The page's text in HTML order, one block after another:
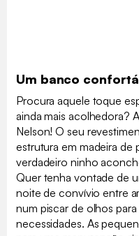
Um banco
Procura aquele toque
ainda mais acolhedora?
Nelson! O seu
estrutura em madeira
verdadeiro ninho
Quer tenha vontade de
noite de convívio entre
num piscar de olhos
necessidades. As